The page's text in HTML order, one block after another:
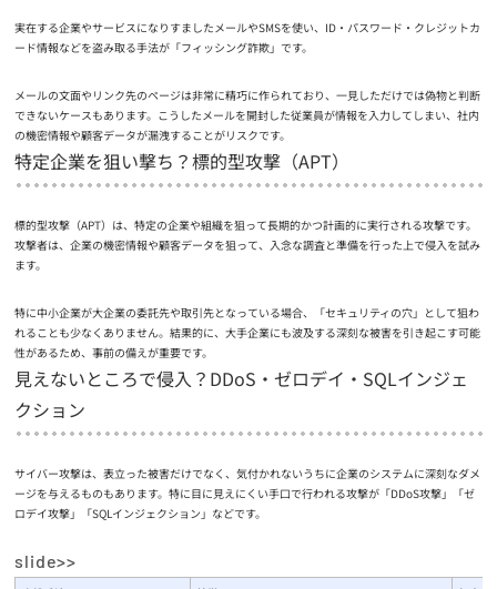
実在する企業やサービスになりすましたメールやSMSを使い、ID・パスワード・クレジットカ
ード情報などを盗み取る手法が「フィッシング詐欺」です。
メールの文面やリンク先のページは非常に精巧に作られており、一見しただけでは偽物と判断
できないケースもあります。こうしたメールを開封した従業員が情報を入力してしまい、社内
の機密情報や顧客データが漏洩することがリスクです。
特定企業を狙い撃ち？標的型攻撃（APT）
標的型攻撃（APT）は、特定の企業や組織を狙って長期的かつ計画的に実行される攻撃です。
攻撃者は、企業の機密情報や顧客データを狙って、入念な調査と準備を行った上で侵入を試み
ます。
特に中小企業が大企業の委託先や取引先となっている場合、「セキュリティの穴」として狙わ
れることも少なくありません。結果的に、大手企業にも波及する深刻な被害を引き起こす可能
性があるため、事前の備えが重要です。
見えないところで侵入？DDoS・ゼロデイ・SQLインジェ
クション
サイバー攻撃は、表立った被害だけでなく、気付かれないうちに企業のシステムに深刻なダメ
ージを与えるものもあります。特に目に見えにくい手口で行われる攻撃が「DDoS攻撃」「ゼ
ロデイ攻撃」「SQLインジェクション」などです。